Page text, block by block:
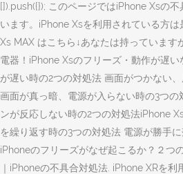
[]).push({}); このページではiPhone Xsの
います。iPhone Xsを利用されている方
Xs MAX はこちら↓あなたは持っています
電器！iPhone Xsのフリーズ・動作が遅
が遅い時の2つの対処法 画面がつかない
画面が真っ暗、電源が入らない時の3つ
ンが反応しない時の2つの対処法iPhone
を繰り返す時の3つの対処法 電源が勝手に
iPhoneのフリーズがなぜ起こるか？２つ
｜iPhoneの不具合対処法. iPhone XRを